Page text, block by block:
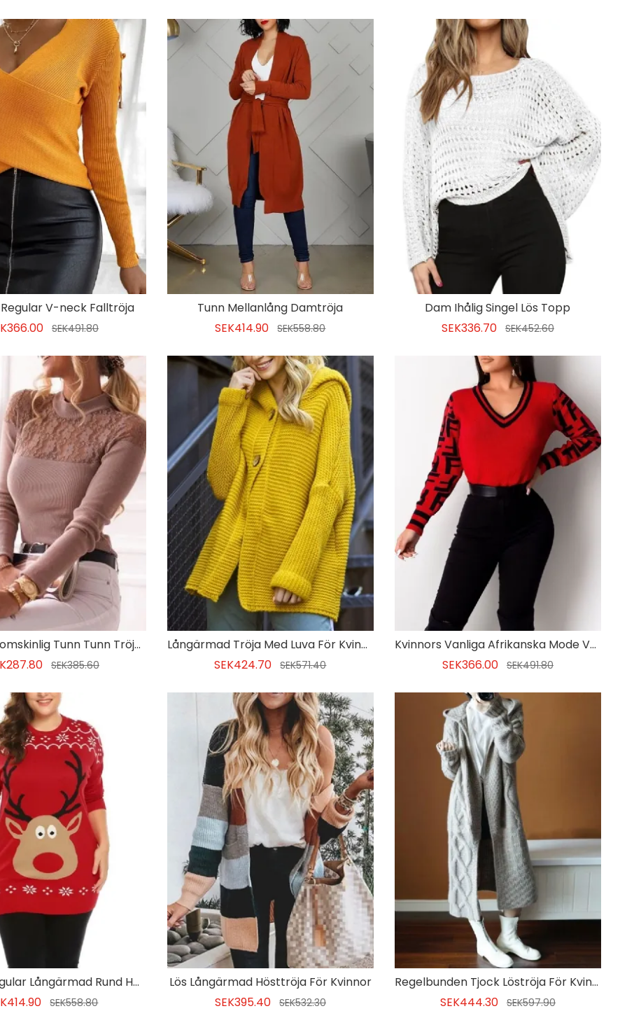
V-neck Falltröja
SEK491.80
Tunn Mellanlång Damtröja
SEK414.90
SEK558.80
Dam Ihålig Singel Lös Topp
SEK336.70
SEK452.60
Vanlig Genomskinlig Tunn Tunn Tröja För Kvinnor
SEK385.60
Långärmad Tröja Med Luva För Kvinnor
SEK424.70
SEK571.40
Kvinnors Vanliga Afrikanska Mode V-ringad Tröja
SEK366.00
SEK491.80
Regular Regular Långärmad Rund Hals Jul Damtröja
SEK558.80
Lös Långärmad Hösttröja För Kvinnor
SEK395.40
SEK532.30
Regelbunden Tjock Löströja För Kvinnor
SEK444.30
SEK597.90